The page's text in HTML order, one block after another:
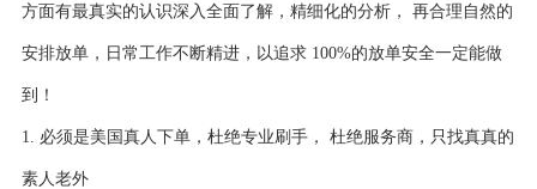
方面有最真实的认识深入全面了解，精细化的分析， 再合理自然的
安排放单，日常工作不断精进，以追求 100%的放单安全一定能做
到！
1. 必须是美国真人下单，杜绝专业刷手， 杜绝服务商，只找真真的
素人老外